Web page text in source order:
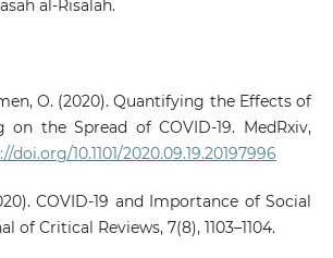
al-Risalah.
O. (2020). Quantifying the Effects of
on the Spread of COVID-19. MedRxiv,
doi.org/10.1101/2020.09.19.20197996
COVID-19 and Importance of Social
of Critical Reviews, 7(8), 1103–1104.